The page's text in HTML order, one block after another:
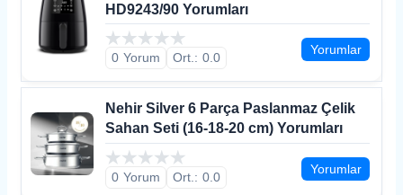
HD9243/90 Yorumları
0 0.0
Yorumlar
Nehir Silver 6 Parça Paslanmaz Çelik
Sahan Seti (16-18-20 cm) Yorumları
0 0.0
Yorumlar